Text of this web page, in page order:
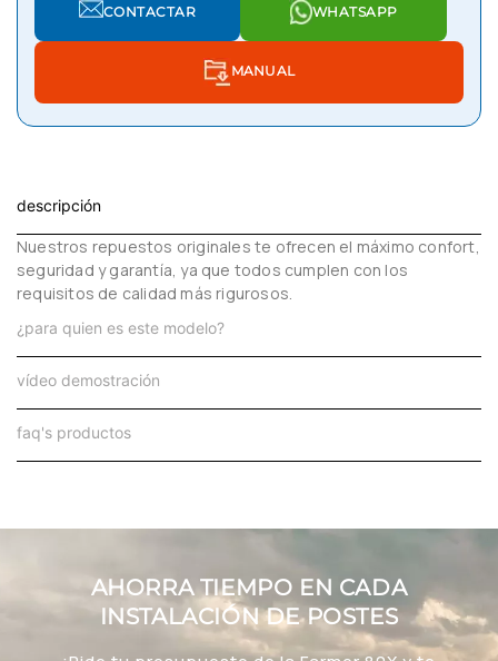
CONTACTAR WHATSAPP
MANUAL
descripción
¿para quien es este modelo?
vídeo demostración
faq's productos
Nuestros repuestos originales te ofrecen el máximo confort,
seguridad y garantía, ya que todos cumplen con los
requisitos de calidad más rigurosos.
AHORRA TIEMPO EN CADA
INSTALACIÓN DE POSTES